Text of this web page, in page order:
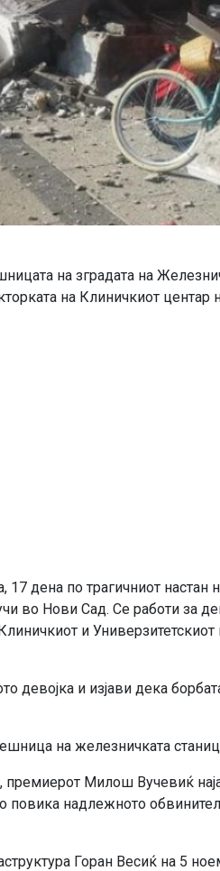
на зградата на
на Клиничкиот центар
дена по трагичниот настан
во Нови Сад. Се работи за
и Универзитетскиот
девојка и изјави дека
на железничката
Милош Вучевиќ
повика надлежното
Горан Весиќ на 5